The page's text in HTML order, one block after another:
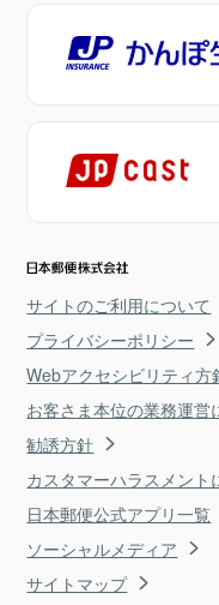
サイトのご利用について
プライバシーポリシー
Webアクセシビリティ方
お客さま本位の業務運営
勧誘方針
カスタマーハラスメント
日本郵便公式アプリ一覧
ソーシャルメディア
サイトマップ